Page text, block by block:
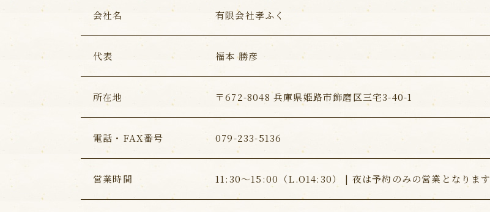
会社名 有限会社孝ふく
代表 福本 勝彦
所在地 〒672-8048 兵庫県姫路市飾磨区三宅3-40-1
電話・FAX番号 079-233-5136
営業時間 11:30～15:00（L.O14:30） | 夜は予約のみの営業となります